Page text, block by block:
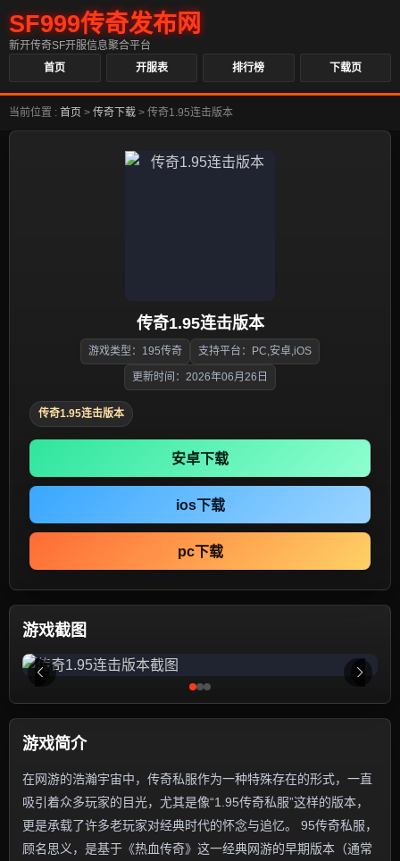
SF999传奇发布网
新开传奇SF开服信息聚合平台
首页
开服表 排行榜 下载页
当前位置 : 首页 > 传奇下载 > 传奇1.95连击版本
传奇1.95连击版本
游戏类型：195传奇 支持平台：PC,安卓,iOS
更新时间：2026年06月26日
传奇1.95连击版本
安卓下载
ios下载
pc下载
游戏截图
游戏简介
在网游的浩瀚宇宙中，传奇私服作为一种特殊存在的形式，一直
吸引着众多玩家的目光，尤其是像“1.95传奇私服”这样的版本，
更是承载了许多老玩家对经典时代的怀念与追忆。 95传奇私服，
顾名思义，是基于《热血传奇》这一经典网游的早期版本（通常